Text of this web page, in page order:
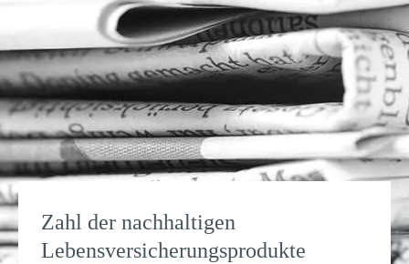
Zahl der nachhaltigen
Lebensversicherungsprodukte